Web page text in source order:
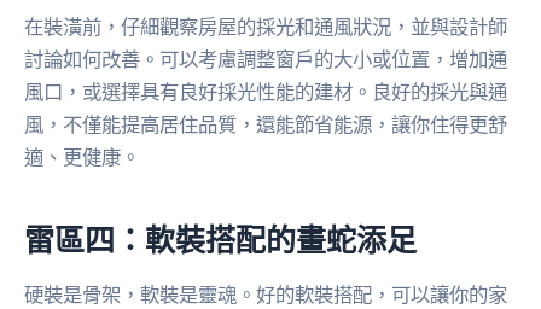
在裝潢前，仔細觀察房屋的採光和通風狀況，並與設計師
討論如何改善。可以考慮調整窗戶的大小或位置，增加通
風口，或選擇具有良好採光性能的建材。良好的採光與通
風，不僅能提高居住品質，還能節省能源，讓你住得更舒
適、更健康。
雷區四：軟裝搭配的畫蛇添足
硬裝是骨架，軟裝是靈魂。好的軟裝搭配，可以讓你的家